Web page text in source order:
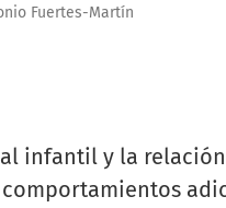
Fuertes-Martín
infantil y la